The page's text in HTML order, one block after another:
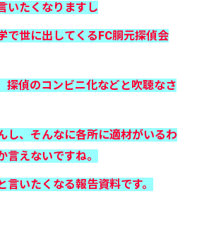
いたくなりますし
で世に出してくるFC胴元探偵会
探偵のコンビニ化などと吹聴なさ
し、そんなに各所に適材がいるわ
言えないですね。
言いたくなる報告資料です。